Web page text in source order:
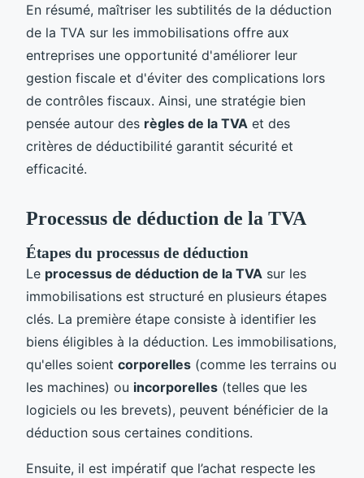
En résumé, maîtriser les subtilités de la déduction
de la TVA sur les immobilisations offre aux
entreprises une opportunité d'améliorer leur
gestion fiscale et d'éviter des complications lors
de contrôles fiscaux. Ainsi, une stratégie bien
pensée autour des règles de la TVA et des
critères de déductibilité garantit sécurité et
efficacité.
Processus de déduction de la TVA
Étapes du processus de déduction
Le processus de déduction de la TVA sur les
immobilisations est structuré en plusieurs étapes
clés. La première étape consiste à identifier les
biens éligibles à la déduction. Les immobilisations,
qu'elles soient corporelles (comme les terrains ou
les machines) ou incorporelles (telles que les
logiciels ou les brevets), peuvent bénéficier de la
déduction sous certaines conditions.
Ensuite, il est impératif que l’achat respecte les